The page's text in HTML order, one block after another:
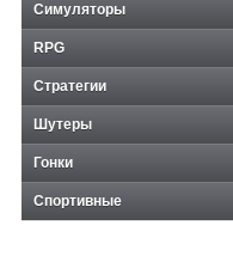
Симуляторы
RPG
Стратегии
Шутеры
Гонки
Спортивные